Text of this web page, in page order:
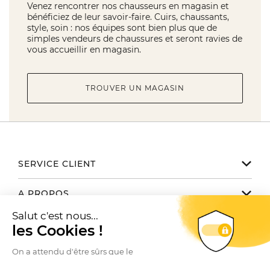
Venez rencontrer nos chausseurs en magasin et
bénéficiez de leur savoir-faire. Cuirs, chaussants,
style, soin : nos équipes sont bien plus que de
simples vendeurs de chaussures et seront ravies de
vous accueillir en magasin.
TROUVER UN MAGASIN
SERVICE CLIENT
de 9h à 17h du lundi au vendredi
Email serviceclient@manbow.fr
Téléphone01 78 35 10 20
Conditions générales des promotions
A PROPOS
Nos engagements
NOUS TROUVER / CONTACTER
Toutes nos boutiques